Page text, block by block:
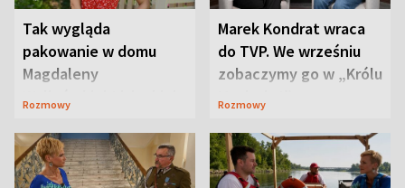
Tak wygląda
pakowanie w domu
Magdaleny
Waligórskiej-Lisieckiej.
Rozmowy
Marek Kondrat wraca
do TVP. We wrześniu
zobaczymy go w „Królu
Maciusiu I”
Rozmowy